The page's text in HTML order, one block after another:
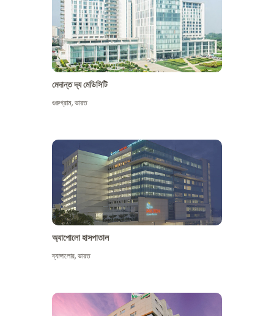
মেদান্ত দ্য মেডিসিটি
গুরুগ্রাম,ভারত
অ্যাপোলো হাসপাতাল
ব্যাঙ্গালোর,ভারত